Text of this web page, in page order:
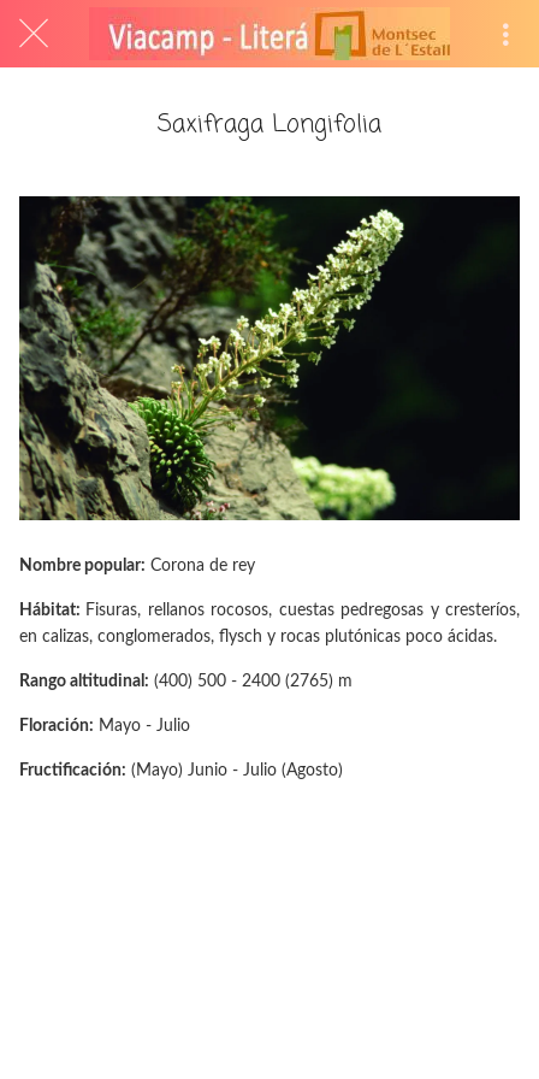
Saxifraga Longifolia
Nombre popular: Corona de rey
Hábitat: Fisuras, rellanos rocosos, cuestas pedregosas y cresteríos,
en calizas, conglomerados, flysch y rocas plutónicas poco ácidas.
Rango altitudinal: (400) 500 - 2400 (2765) m
Floración: Mayo - Julio
Fructificación: (Mayo) Junio - Julio (Agosto)